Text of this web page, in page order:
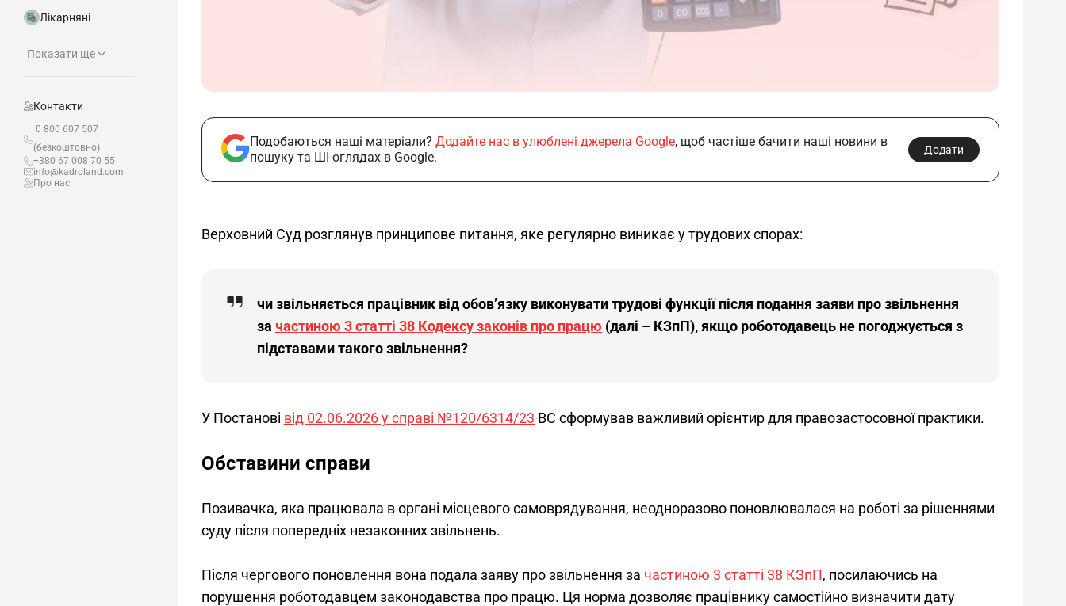
Лікарняні
Показати ще
Контакти
0 800 607 507
(безкоштовно)
+380 67 008 70 55
info@kadroland.com
Про нас
Подобаються наші матеріали? Додайте нас в улюблені джерела Google, щоб частіше бачити наші новини в
пошуку та ШІ-оглядах в Google.
Додати
Верховний Суд розглянув принципове питання, яке регулярно виникає у трудових спорах:
чи звільняється працівник від обов’язку виконувати трудові функції після подання заяви про звільнення
за частиною 3 статті 38 Кодексу законів про працю (далі – КЗпП), якщо роботодавець не погоджується з
підставами такого звільнення?
У Постанові від 02.06.2026 у справі №120/6314/23 ВС сформував важливий орієнтир для правозастосовної практики.
Обставини справи
Позивачка, яка працювала в органі місцевого самоврядування, неодноразово поновлювалася на роботі за рішеннями
суду після попередніх незаконних звільнень.
Після чергового поновлення вона подала заяву про звільнення за частиною 3 статті 38 КЗпП, посилаючись на
порушення роботодавцем законодавства про працю. Ця норма дозволяє працівнику самостійно визначити дату